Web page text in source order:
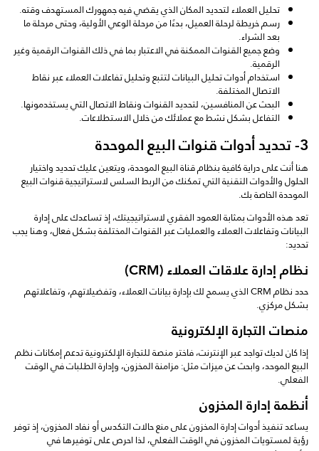
تحليل العملاء لتحديد المكان الذي يقضي فيه جمهورك المستهدف وقته.
رسم خريطة لرحلة العميل، بدءًا من مرحلة الوعي الأولية، وحتى مرحلة ما
بعد الشراء.
وضع جميع القنوات الممكنة في الاعتبار بما في ذلك القنوات الرقمية وغير
الرقمية.
استخدام أدوات تحليل البيانات لتتبع وتحليل تفاعلات العملاء عبر نقاط
الاتصال المختلفة.
البحث عن المنافسين، لتحديد القنوات ونقاط الاتصال التي يستخدمونها.
التفاعل بشكل نشط مع عملائك من خلال الاستطلاعات.
3- تحديد أدوات قنوات البيع الموحدة
هنا أنت على دراية كافية بنظام قناة البيع الموحدة، ويتعين عليك تحديد واختيار
الحلول والأدوات التقنية التي تمكنك من الربط السلس لاستراتيجية قنوات البيع
الموحدة الخاصة بك.
تعد هذه الأدوات بمثابة العمود الفقري لاستراتيجيتك، إذ تساعدك على إدارة
البيانات وتفاعلات العملاء والعمليات عبر القنوات المختلفة بشكل فعال، وهنا يجب
تحديد:
نظام إدارة علاقات العملاء (CRM)
حدد نظام CRM الذي يسمح لك بإدارة بيانات العملاء، وتفضيلاتهم، وتفاعلاتهم
بشكل مركزي.
منصات التجارة الإلكترونية
إذا كان لديك تواجد عبر الإنترنت، فاختر منصة للتجارة الإلكترونية تدعم إمكانات نظم
البيع الموحد، وابحث عن ميزات مثل: مزامنة المخزون، وإدارة الطلبات في الوقت
الفعلي.
أنظمة إدارة المخزون
يساعد تنفيذ أدوات إدارة المخزون على منع حالات التكدس أو نفاد المخزون، إذ توفر
رؤية لمستويات المخزون في الوقت الفعلي، لذا احرص على توفيرها في